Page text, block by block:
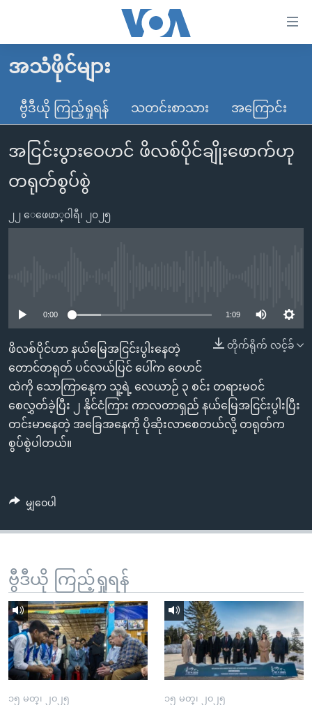
လွယ်ကူ
သည့်
Link
များ
ပင်မ
သို့
စာမျက်နှာ
သို့
ကျော်
ကြည့်
ရန်
ရှာဖွေ
သို့
မူလစာမျက်နှာ
မြန်မာ
ကမ္ဘာ့သတင်းများ
နိုင်ငံတကာ
အမေရိကန်
အစ္စရေး-ပါလက်စတိုင်း
ဗွီဒီယို
သတင်းလွတ်လပ်ခွင့်
ရပ်ဝန်းတခု လမ်းတခု အလွန်
အင်္ဂလိပ်စာလေ့လာမယ်
ဗွီအိုအေ လူမှုကွန်ယက်များ
ဘာသာစကားများ
အသံဖိုင်များ
ဗွီဒီယို ကြည့်ရှုရန် သတင်းစာသား အကြောင်း
အငြင်းပွားဝေဟင် ဖိလစ်ပိုင်ချိုးဖောက်ဟု
တရုတ်စွပ်စွဲ
၂၂ ေဖေဖာ္၀ါရီ၊ ၂၀၂၅
0:00 1:09
တိုက်ရိုက် လင့်ခ်
ဖိလစ်ပိုင်ဟာ နယ်မြေအငြင်းပွါးနေတဲ့
တောင်တရုတ် ပင်လယ်ပြင် ပေါ်က ဝေဟင်
ထဲကို သောကြာနေ့က သူ့ရဲ့ လေယာဉ် ၃ စင်း တရားမဝင်
စေလွှတ်ခဲ့ပြီး ၂ နိုင်ငံကြား ကာလတာရှည် နယ်မြေအငြင်းပွါးပြီး
တင်းမာနေတဲ့ အခြေအနေကို ပိုဆိုးလာစေတယ်လို့ တရုတ်က
စွပ်စွဲပါတယ်။
မျှဝေပါ
ဗွီဒီယို ကြည့်ရှုရန်
၁၅ မတ္၊ ၂၀၂၅ ၁၅ မတ္၊ ၂၀၂၅